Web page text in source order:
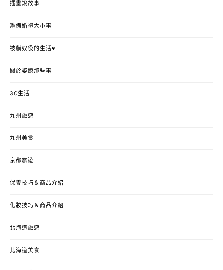
插畫說故事
籌備婚禮大小事
被貓奴役的生活♥
關於婆媳那些事
3C生活
九州旅遊
九州美食
京都旅遊
保養技巧＆商品介紹
化妝技巧＆商品介紹
北海道旅遊
北海道美食